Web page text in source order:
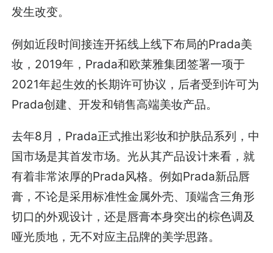
发生改变。
例如近段时间接连开拓线上线下布局的Prada美
妆，2019年，Prada和欧莱雅集团签署一项于
2021年起生效的长期许可协议，后者受到许可为
Prada创建、开发和销售高端美妆产品。
去年8月，Prada正式推出彩妆和护肤品系列，中
国市场是其首发市场。光从其产品设计来看，就
有着非常浓厚的Prada风格。例如Prada新品唇
膏，不论是采用标准性金属外壳、顶端含三角形
切口的外观设计，还是唇膏本身突出的棕色调及
哑光质地，无不对应主品牌的美学思路。